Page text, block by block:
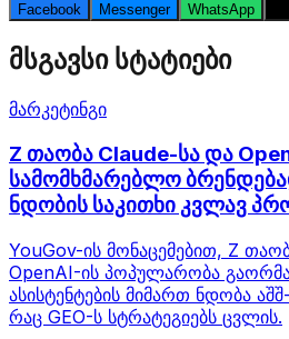
Facebook Messenger WhatsApp
მსგავსი სტატიები
მარკეტინგი
Z თაობა Claude-სა და
სამომხმარებლო
ნდობის საკითხი კვლავ
YouGov-ის მონაცემებით, Z
OpenAI-ის პოპულარობა
ასისტენტების მიმართ ნდობა
რაც GEO-ს სტრატეგიებს ცვლის.